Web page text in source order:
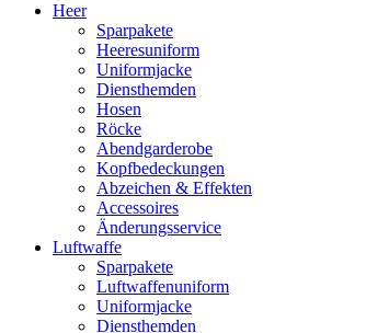
Heer
Sparpakete
Heeresuniform
Uniformjacke
Diensthemden
Hosen
Röcke
Abendgarderobe
Kopfbedeckungen
Abzeichen & Effekten
Accessoires
Änderungsservice
Luftwaffe
Sparpakete
Luftwaffenuniform
Uniformjacke
Diensthemden